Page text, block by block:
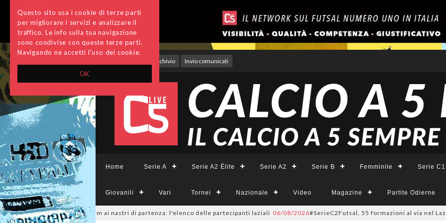
OK
Questo sito usa i cookie di terze parti
per migliorare i servizi e analizzare il
traffico. Le info sulla tua navigazione
sono condivise con queste terze parti.
Navigando ne accetti l'uso dei cookie.
Archivio Invio comunicati
Home Serie A Serie A2 Élite Serie A2 Serie B Femminile Serie C1
Giovanili Vari Tornei Nazionale Video Magazine Partite Odierne
sono 14 i team ai nastri di partenza: l'elenco delle partecipanti laziali 06/08/2026#SerieC2Futsal, 55 formazioni al via nel Lazio: la